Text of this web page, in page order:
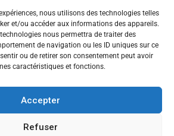
nous utilisons des technologies telles
et/ou accéder aux informations des appareils.
nous permettra de traiter des
de navigation ou les ID uniques sur ce
ou de retirer son consentement peut avoir
caractéristiques et fonctions.
Accepter
Refuser